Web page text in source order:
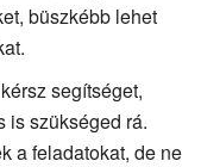
büszkébb lehet
segítséget,
is szükséged rá.
a feladatokat, de ne